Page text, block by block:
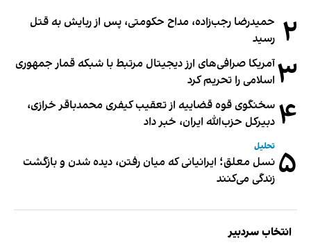
۲ حمیدرضا رجب‌زاده، مداح حکومتی، پس از ربایش به قتل
رسید
۳آمریکا صرافی‌های ارز دیجیتال مرتبط با شبکه قمار جمهوری
اسلامی را تحریم کرد
۴ سخنگوی قوه قضاییه از تعقیب کیفری محمدباقر خرازی،
دبیر‌کل حزب‌الله ایران، خبر داد
۵ تحلیل
نسل معلق؛ ایرانیانی که میان رفتن، دیده شدن و بازگشت
زندگی می‌کنند
انتخاب سردبیر